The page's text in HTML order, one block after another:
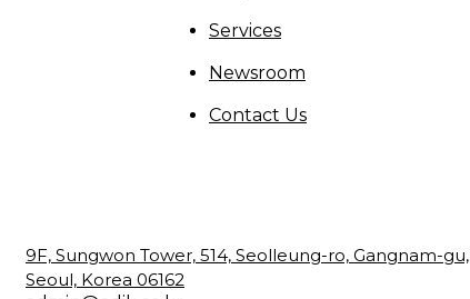
Services
Newsroom
Contact Us
9F, Sungwon Tower, 514, Seolleung-ro, Gangnam-gu,
Seoul, Korea 06162